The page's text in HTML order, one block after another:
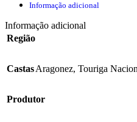
Informação adicional
Informação adicional
Região
CastasAragonez, Touriga
Produtor